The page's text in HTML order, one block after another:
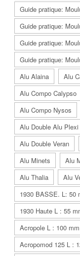
Guide pratique:
Guide pratique:
Guide pratique:
Guide pratique:
Alu Alaina
Alu
Alu Compo Calypso
Alu Compo Nysos
Alu Double Alu Plexi
Alu Double Veran
Alu Minets
Alu
Alu Thalia
Alu
1930 BASSE. L: 50
1930 Haute L : 55
Acropole L : 100
Acropomod 125 L :